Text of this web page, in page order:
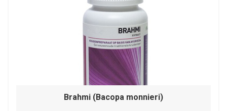
Brahmi (Bacopa monnieri)